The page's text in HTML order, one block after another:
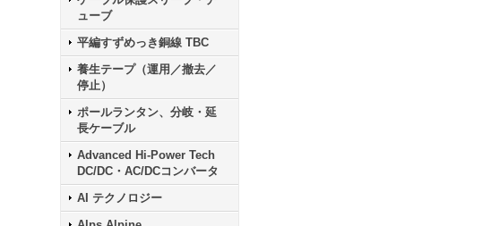
ューブ
平編すずめっき銅線 TBC
養生テープ（運用／撤去／
停止）
ポールランタン、分岐・延
長ケーブル
Advanced Hi-Power Tech
DC/DC・AC/DCコンバータ
AI テクノロジー